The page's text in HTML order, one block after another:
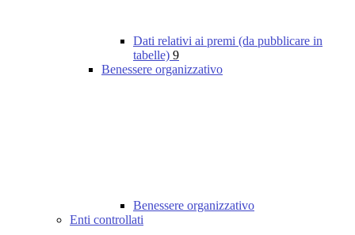
Dati relativi ai premi (da pubblicare in
tabelle) 9
Benessere organizzativo
Benessere organizzativo
Enti controllati